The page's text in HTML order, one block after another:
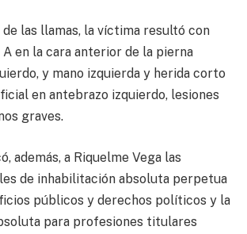
las llamas, la víctima resultó con
en la cara anterior de la pierna
y mano izquierda y herida corto
en antebrazo izquierdo, lesiones
graves.
además, a Riquelme Vega las
de inhabilitación absoluta perpetua
públicos y derechos políticos y la
para profesiones titulares